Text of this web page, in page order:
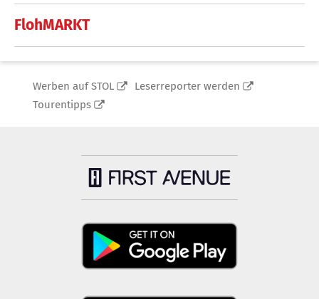
FlohMARKT
Werben auf STOL
Leserreporter werden
Tourentipps